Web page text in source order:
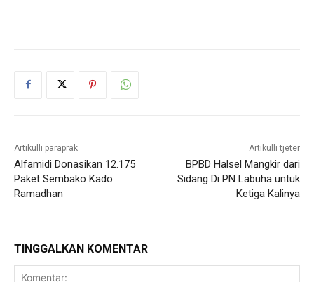
Artikulli paraprak
Alfamidi Donasikan 12.175
Paket Sembako Kado
Ramadhan
Artikulli tjetër
BPBD Halsel Mangkir dari
Sidang Di PN Labuha untuk
Ketiga Kalinya
TINGGALKAN KOMENTAR